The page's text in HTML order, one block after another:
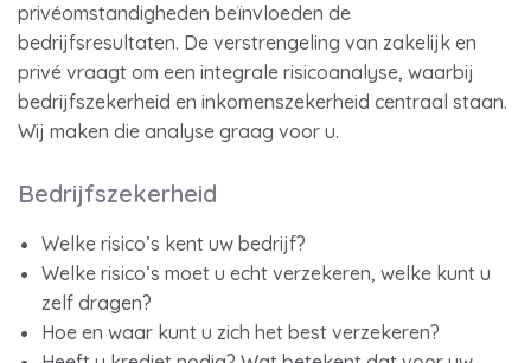
privéomstandigheden beïnvloeden de
bedrijfsresultaten. De verstrengeling van zakelijk en
privé vraagt om een integrale risicoanalyse, waarbij
bedrijfszekerheid en inkomenszekerheid centraal staan.
Wij maken die analyse graag voor u.
Bedrijfszekerheid
Welke risico’s kent uw bedrijf?
Welke risico’s moet u echt verzekeren, welke kunt u
zelf dragen?
Hoe en waar kunt u zich het best verzekeren?